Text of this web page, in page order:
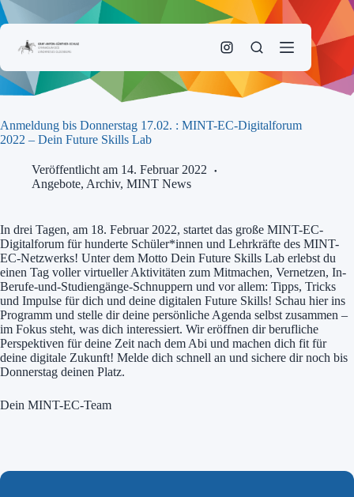
Zum
Inhalt
Anmeldung bis Donnerstag 17.02. : MINT-EC-Digitalforum
2022 – Dein Future Skills Lab
Veröffentlicht am 14. Februar 2022
Angebote, Archiv, MINT News
In drei Tagen, am 18. Februar 2022, startet das große MINT-EC-
Digitalforum für hunderte Schüler*innen und Lehrkräfte des MINT-
EC-Netzwerks! Unter dem Motto Dein Future Skills Lab erlebst du
einen Tag voller virtueller Aktivitäten zum Mitmachen, Vernetzen, In-
Berufe-und-Studiengänge-Schnuppern und vor allem: Tipps, Tricks
und Impulse für dich und deine digitalen Future Skills! Schau hier ins
Programm und stelle dir deine persönliche Agenda selbst zusammen –
im Fokus steht, was dich interessiert. Wir eröffnen dir berufliche
Perspektiven für deine Zeit nach dem Abi und machen dich fit für
deine digitale Zukunft! Melde dich schnell an und sichere dir noch bis
Donnerstag deinen Platz.
Dein MINT-EC-Team